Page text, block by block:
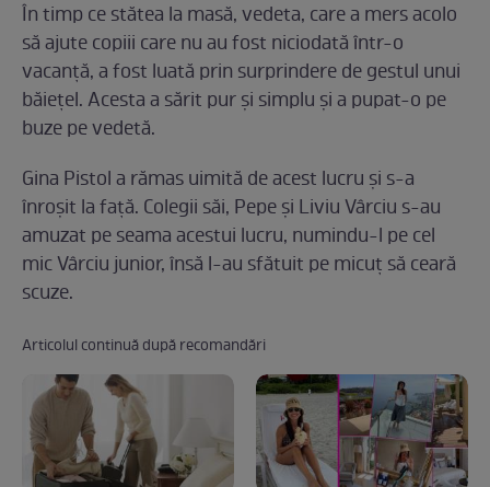
În timp ce stătea la masă, vedeta, care a mers acolo
să ajute copiii care nu au fost niciodată într-o
vacanţă, a fost luată prin surprindere de gestul unui
băieţel. Acesta a sărit pur şi simplu şi a pupat-o pe
buze pe vedetă.
Gina Pistol a rămas uimită de acest lucru şi s-a
înroşit la faţă. Colegii săi, Pepe şi Liviu Vârciu s-au
amuzat pe seama acestui lucru, numindu-l pe cel
mic Vârciu junior, însă l-au sfătuit pe micuţ să ceară
scuze.
Articolul continuă după recomandări